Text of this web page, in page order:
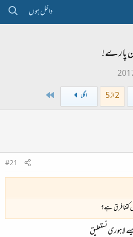
داخل ہوں
2 از 5 اگلا
#21